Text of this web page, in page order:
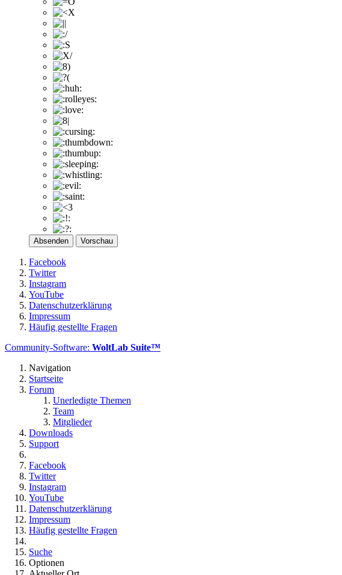
Absenden Vorschau
Facebook
Twitter
Instagram
YouTube
Datenschutzerklärung
Impressum
Häufig gestellte Fragen
Community-Software: WoltLab Suite™
Navigation
Startseite
Forum
Unerledigte Themen
Team
Mitglieder
Downloads
Support
Facebook
Twitter
Instagram
YouTube
Datenschutzerklärung
Impressum
Häufig gestellte Fragen
Suche
Optionen